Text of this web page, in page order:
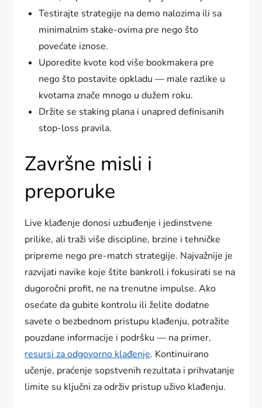
Testirajte strategije na demo nalozima ili sa
minimalnim stake-ovima pre nego što
povećate iznose.
Uporedite kvote kod više bookmakera pre
nego što postavite opkladu — male razlike u
kvotama znače mnogo u dužem roku.
Držite se staking plana i unapred definisanih
stop-loss pravila.
Završne misli i
preporuke
Live klađenje donosi uzbuđenje i jedinstvene
prilike, ali traži više discipline, brzine i tehničke
pripreme nego pre-match strategije. Najvažnije je
razvijati navike koje štite bankroll i fokusirati se na
dugoročni profit, ne na trenutne impulse. Ako
osećate da gubite kontrolu ili želite dodatne
savete o bezbednom pristupu klađenju, potražite
pouzdane informacije i podršku — na primer,
resursi za odgovorno klađenje. Kontinuirano
učenje, praćenje sopstvenih rezultata i prihvatanje
limite su ključni za održiv pristup uživo klađenju.